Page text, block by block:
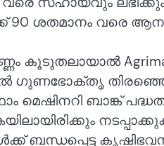
ശതമാനം വരെ
ഗുണഭോക്തൃ
മെഷിനറി ബാങ്ക്
ബന്ധപ്പെട്ട